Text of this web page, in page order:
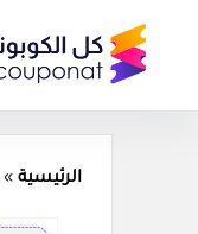
الرئيسية »